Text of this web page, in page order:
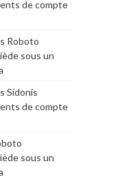
de compte
Roboto
sous un
Sidonis
de compte
sous un